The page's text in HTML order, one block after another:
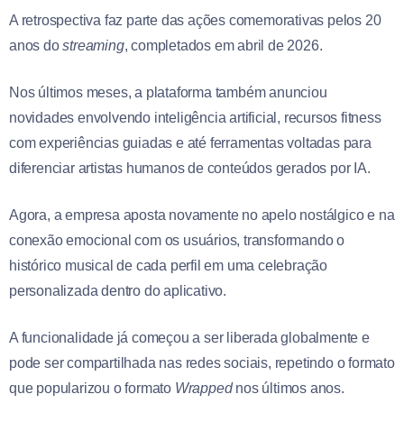
A retrospectiva faz parte das ações comemorativas pelos 20
anos dostreaming, completados em abril de 2026.
Nos últimos meses, a plataforma também anunciou
novidades envolvendo inteligência artificial, recursos fitness
com experiências guiadas e até ferramentas voltadas para
diferenciar artistas humanos de conteúdos gerados por IA.
Agora, a empresa aposta novamente no apelo nostálgico e na
conexão emocional com os usuários, transformando o
histórico musical de cada perfil em uma celebração
personalizada dentro do aplicativo.
A funcionalidade já começou a ser liberada globalmente e
pode ser compartilhada nas redes sociais, repetindo o formato
que popularizou o formato Wrappednos últimos anos.